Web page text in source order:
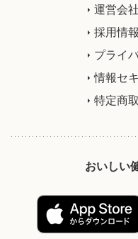
運営会社
採用情報
プライ
情報セ
特定商
おいしい